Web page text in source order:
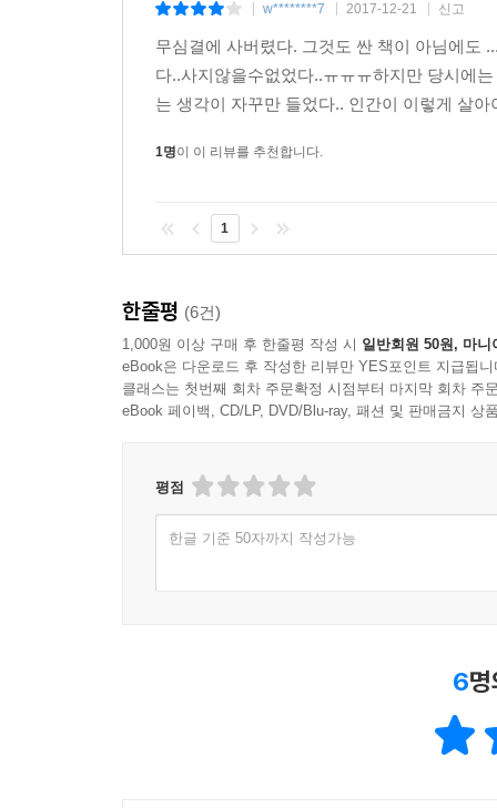
언급하기도 하면서 가난을 둘러싼 일반의 편견을
그렇게 저자는 퇴거당하는 것이 일상인 빈민
퇴거당하는 사람들은 누구인가? 집 안에서 많
궁금증을 해소해줄 수 있는 연구와 데이터는 찾
세입자연구〉의 성과를 인정받아 2015년에
취약하다는 사실 등을 탄탄한 설문조사와 통계
조화를 이루고 있는 이 책 『쫓겨난 사람들』은
그처럼 이 책은 주거 문제를 중심으로 가난의 굴
데 그치지 않는다. “임대료에서 이윤을 얻을 자
모든 가정에 주택바우처를 제공할 것을 주장한다
도움을 주고, 특히 네덜란드의 경우에서처럼 극
거의 사라질 것이다. 저소득 가정들은 소득 증대
그러면서도 해법이 어떻든 간에 주거 문제는 공
이런 메시지는 멀리 떨어진 이곳 한국에서도 충
w********7 2017-12-21 신고
무심결에 사버렸다. 그것도 싼 책이 아님에도
다..사지않을수없었다..ㅠㅠㅠ하지만 당시에
는 생각이 자꾸만 들었다.. 인간이 이렇게 살
1명이 이 리뷰를 추천합니다.
1
한줄평 (6건)
1,000원 이상 구매 후 한줄평 작성 시 일반회원 50원, 마니
eBook은 다운로드 후 작성한 리뷰만 YES포인트 지급됩니
클래스는 첫번째 회차 주문확정 시점부터 마지막 회차 주
eBook 페이백, CD/LP, DVD/Blu-ray, 패션 및 판매금지 상
평점
한글 기준 50자까지 작성가능
6